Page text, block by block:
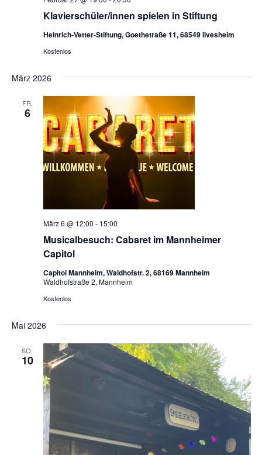
Klavierschüler/innen spielen in Stiftung
Heinrich-Vetter-Stiftung, Goethetraße 11, 68549 Ilvesheim
Kostenlos
März 2026
FR.
6
Musicalbesuch: Cabaret im Mannheimer
Capitol
März 6 @ 12:00 - 15:00
Capitol Mannheim, Waldhofstr. 2, 68169 Mannheim
Waldhofstraße 2, Mannheim
Kostenlos
Mai 2026
SO.
10